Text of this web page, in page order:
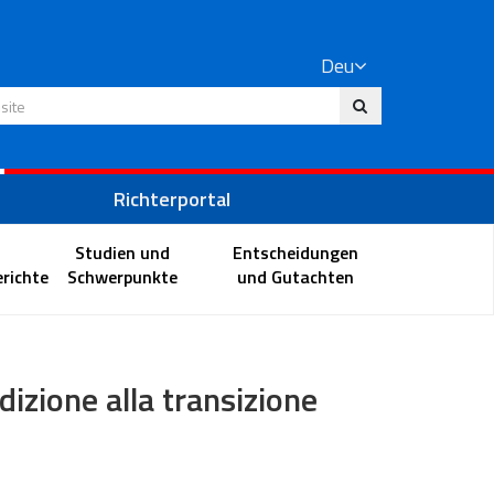
Deu
Richterportal
Studien und
Schwerpunkte
Entscheidungen
und Gutachten
alla transizione